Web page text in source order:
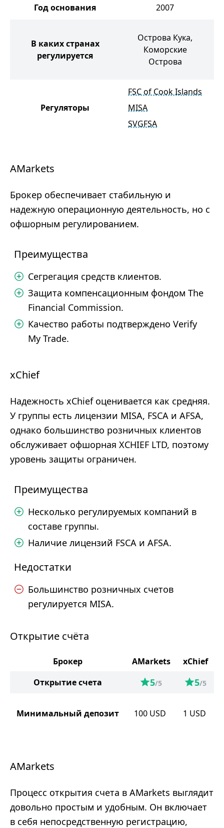
Год основания 2007
В каких странах
регулируется
Острова Кука,
Коморские
Острова
Регуляторы
FSC of Cook Islands
MISA
SVGFSA
AMarkets
Брокер обеспечивает стабильную и
надежную операционную деятельность, но с
офшорным регулированием.
Преимущества
Сегрегация средств клиентов.
Защита компенсационным фондом The
Financial Commission.
Качество работы подтверждено Verify
My Trade.
xChief
Надежность xChief оценивается как средняя.
У группы есть лицензии MISA, FSCA и AFSA,
однако большинство розничных клиентов
обслуживает офшорная XCHIEF LTD, поэтому
уровень защиты ограничен.
Преимущества
Несколько регулируемых компаний в
составе группы.
Наличие лицензий FSCA и AFSA.
Недостатки
Большинство розничных счетов
регулируется MISA.
Открытие счёта
Брокер AMarkets
xChief
Открытие счета
5/5 5/5
Минимальный депозит 100 USD 1 USD
AMarkets
Процесс открытия счета в AMarkets выглядит
довольно простым и удобным. Он включает
в себя непосредственную регистрацию,